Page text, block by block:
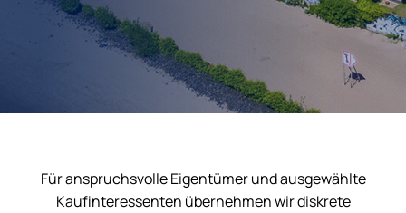
Für anspruchsvolle Eigentümer und ausgewählte
Kaufinteressenten übernehmen wir diskrete